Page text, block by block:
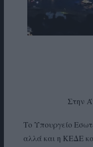
Στην
Το Υπουργείο
αλλά και η ΚΕΔΕ